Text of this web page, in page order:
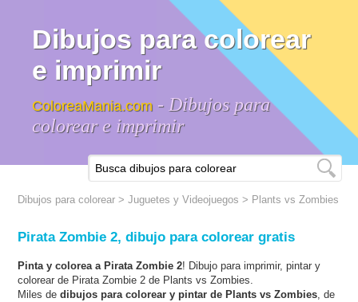
Dibujos para colorear
e imprimir
ColoreaMania.com - Dibujos para
colorear e imprimir
Dibujos para colorear >Juguetes y Videojuegos > Plants vs Zombies
Pirata Zombie 2, dibujo para colorear gratis
Pinta y colorea a Pirata Zombie 2! Dibujo para imprimir, pintar y
colorear de Pirata Zombie 2 de Plants vs Zombies.
Miles dedibujos para colorear y pintar de Plants vs Zombies, de